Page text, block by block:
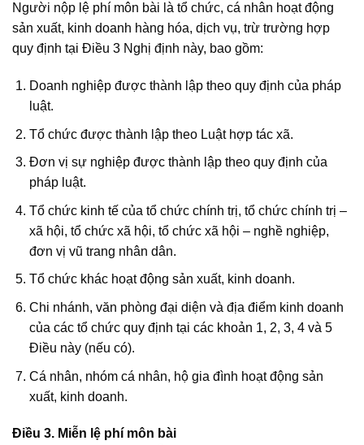
Người nộp lệ phí môn bài là tổ chức, cá nhân hoạt động
sản xuất, kinh doanh hàng hóa, dịch vụ, trừ trường hợp
quy định tại Điều 3 Nghị định này, bao gồm:
Doanh nghiệp được thành lập theo quy định của pháp
luật.
Tổ chức được thành lập theo Luật hợp tác xã.
Đơn vị sự nghiệp được thành lập theo quy định của
pháp luật.
Tổ chức kinh tế của tổ chức chính trị, tổ chức chính trị –
xã hội, tổ chức xã hội, tổ chức xã hội – nghề nghiệp,
đơn vị vũ trang nhân dân.
Tổ chức khác hoạt động sản xuất, kinh doanh.
Chi nhánh, văn phòng đại diện và địa điểm kinh doanh
của các tổ chức quy định tại các khoản 1, 2, 3, 4 và 5
Điều này (nếu có).
Cá nhân, nhóm cá nhân, hộ gia đình hoạt động sản
xuất, kinh doanh.
Điều 3. Miễn lệ phí môn bài